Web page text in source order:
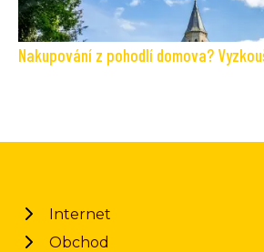
Nakupování z pohodlí domova?
Internet
Obchod